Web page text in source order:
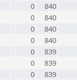
0
840
0
840
0
840
0
840
0
839
0
839
0
839